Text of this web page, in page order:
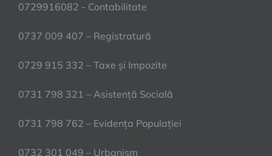
0729916082 - Contabilitate
0737 009 407 – Registratură
0729 915 332 – Taxe și Impozite
0731 798 321 – Asistență Socială
0731 798 762 – Evidența Populației
0732 301 049 – Urbanism